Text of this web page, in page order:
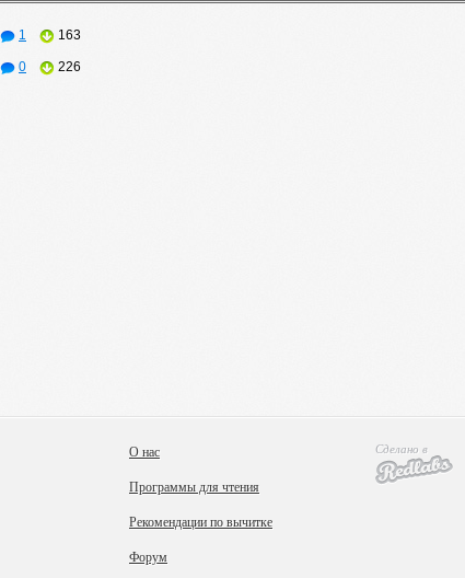
1 163
0 226
О нас
Программы для чтения
Рекомендации по вычитке
Форум
Сделано в